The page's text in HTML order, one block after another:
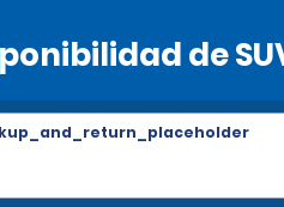
de